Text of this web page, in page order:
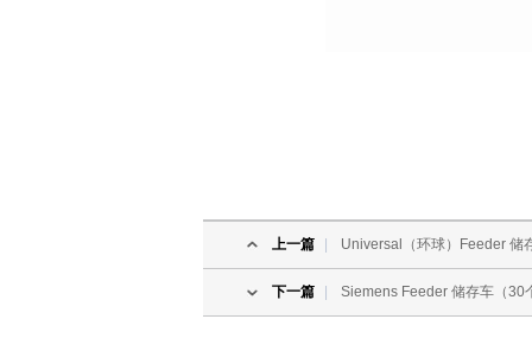
上一篇 Universal（环球）Feeder 储
下一篇 Siemens Feeder 储存车（30